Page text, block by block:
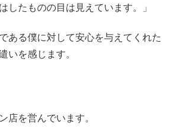
したものの目は見えています。」
ある僕に対して安心を与えてくれた
いを感じます。
店を営んでいます。